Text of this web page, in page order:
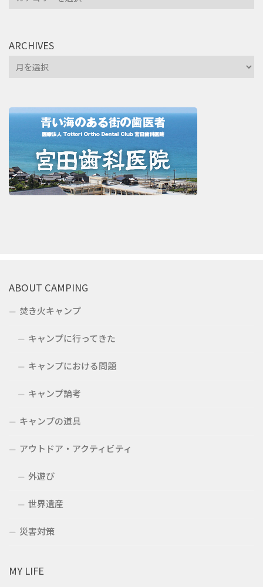
ARCHIVES
Archives
ABOUT CAMPING
焚き火キャンプ
キャンプに行ってきた
キャンプにおける問題
キャンプ論考
キャンプの道具
アウトドア・アクティビティ
外遊び
世界遺産
災害対策
MY LIFE